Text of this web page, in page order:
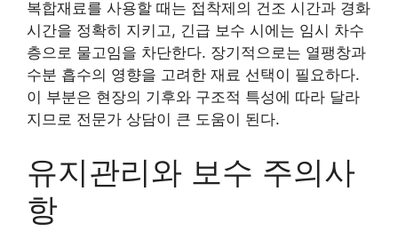
복합재료를 사용할 때는 접착제의 건조 시간과 경화
시간을 정확히 지키고, 긴급 보수 시에는 임시 차수
층으로 물고임을 차단한다. 장기적으로는 열팽창과
수분 흡수의 영향을 고려한 재료 선택이 필요하다.
이 부분은 현장의 기후와 구조적 특성에 따라 달라
지므로 전문가 상담이 큰 도움이 된다.
유지관리와 보수 주의사
항